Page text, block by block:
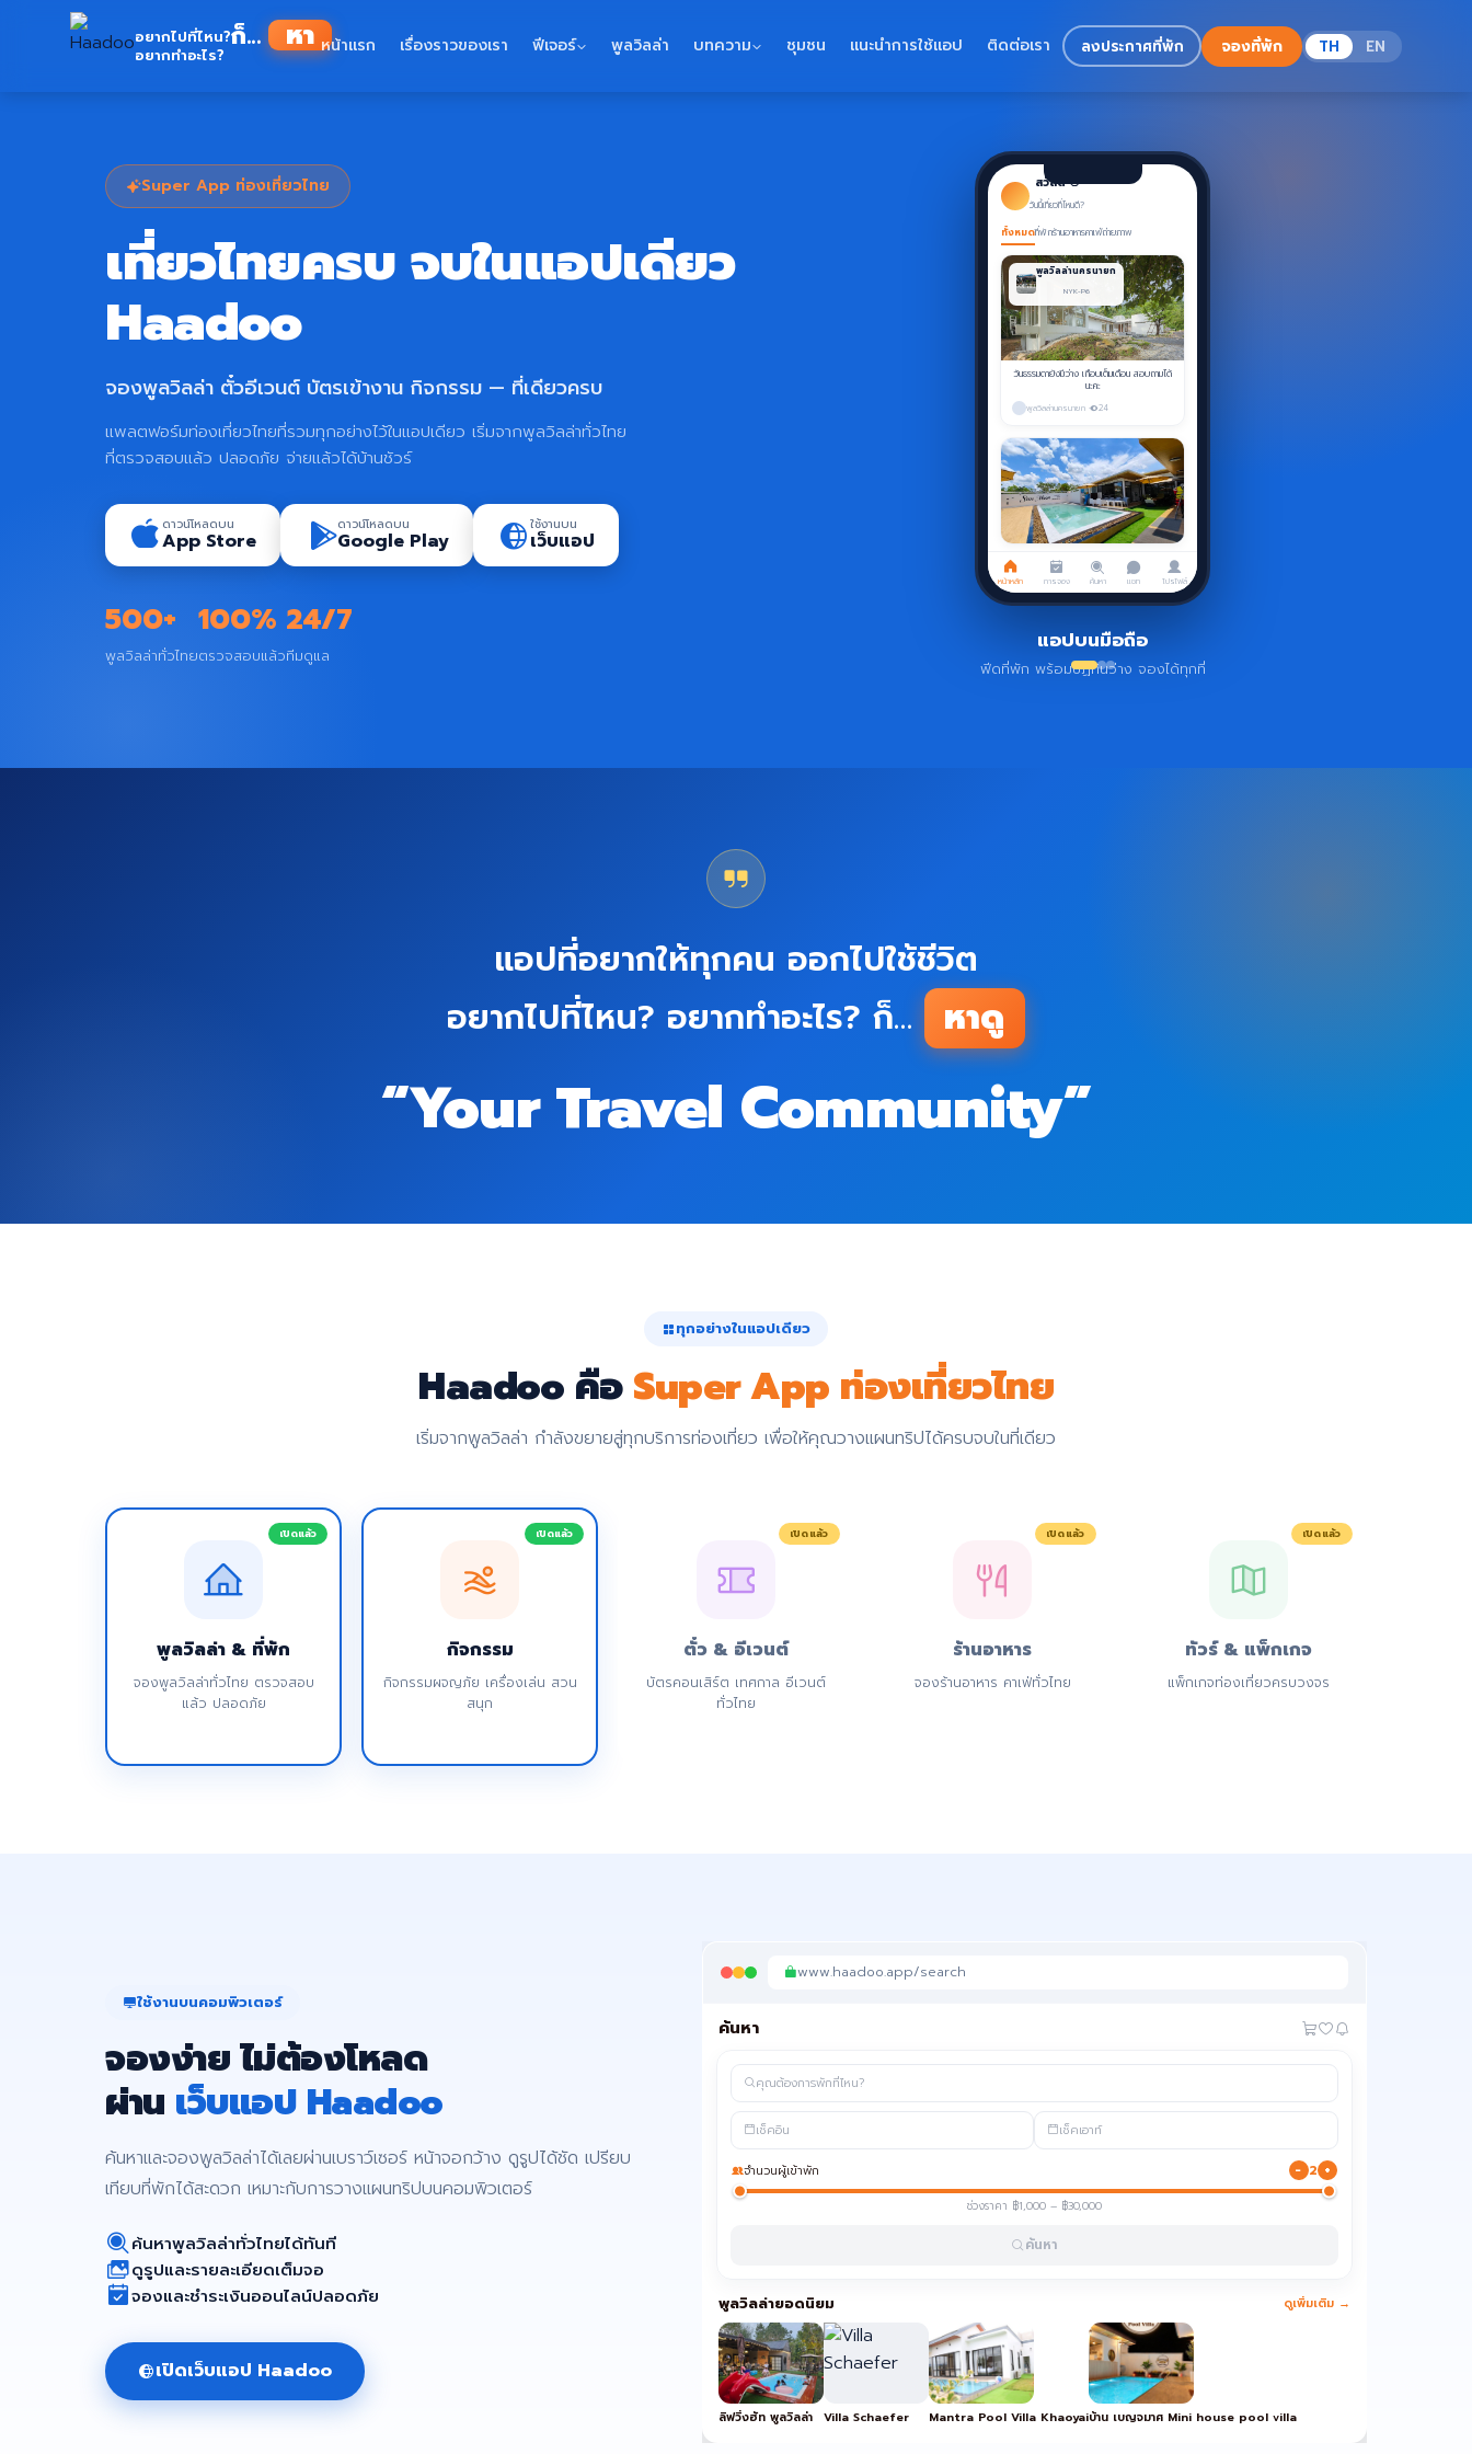
อยากไปที่ไหน?
อยากทำอะไร?
ก็... Haadoo
อ่านว่า หาดู
หน้าแรก เรื่องราวของเรา ฟีเจอร์ พูลวิลล่า บทความ ชุมชน แนะนำการใช้แอป ติดต่อเรา ลงประกาศที่พัก จองที่พัก TH EN
Super App ท่องเที่ยวไทย
เที่ยวไทยครบ จบในแอปเดียว
Haadoo
จองพูลวิลล่า ตั๋วอีเวนต์ บัตรเข้างาน กิจกรรม — ที่เดียวครบ
แพลตฟอร์มท่องเที่ยวไทยที่รวมทุกอย่างไว้ในแอปเดียว เริ่มจากพูลวิลล่าทั่วไทย
ที่ตรวจสอบแล้ว ปลอดภัย จ่ายแล้วได้บ้านชัวร์
ดาวน์โหลดบน
App Store
ดาวน์โหลดบน
Google Play
ใช้งานบน
เว็บแอป
500+
พูลวิลล่าทั่วไทย
100%
ตรวจสอบแล้ว
24/7
ทีมดูแล
สวัสดี 👋
วันนี้เที่ยวที่ไหนดี?
ทั้งหมดที่พักร้านอาหารคาเฟ่ถ่ายภาพ
พูลวิลล่านครนายก
NYK-P6
วันธรรมดายังมีว่าง เกือบเต็มเดือน สอบถามได้
นะคะ
พูลวิลล่านครนายก · 24
หน้าหลัก การจอง ค้นหา แชท โปรไฟล์
แอปบนมือถือ
ฟีดที่พัก พร้อมปฏิทินว่าง จองได้ทุกที่
ค้นหาที่พัก
คุณต้องการพักที่ไหน?
จำนวนผู้เข้าพัก − 2 +
ค้นหาที่พัก
www.haadoo.app/home
13 14 15
วันธรรมดายังมีว่าง สอบถามได้นะคะ
สิฤทิ พูลวิลล่า
10
วันว่างเดือน มิถุนายน ค่าา
แอปที่อยากให้ทุกคน ออกไปใช้ชีวิต
อยากไปที่ไหน? อยากทำอะไร? ก็…
หาดู
“Your Travel Community”
ทุกอย่างในแอปเดียว
Haadoo คือSuper App ท่องเที่ยวไทย
เริ่มจากพูลวิลล่า กำลังขยายสู่ทุกบริการท่องเที่ยว เพื่อให้คุณวางแผนทริปได้ครบจบในที่เดียว
เปิดแล้ว
พูลวิลล่า & ที่พัก
จองพูลวิลล่าทั่วไทย ตรวจสอบ
แล้ว ปลอดภัย
เปิดแล้ว
กิจกรรม
กิจกรรมผจญภัย เครื่องเล่น สวน
สนุก
เปิดแล้ว
ตั๋ว & อีเวนต์
บัตรคอนเสิร์ต เทศกาล อีเวนต์
ทั่วไทย
เปิดแล้ว
ร้านอาหาร
จองร้านอาหาร คาเฟ่ทั่วไทย
เปิดแล้ว
ทัวร์ & แพ็กเกจ
แพ็กเกจท่องเที่ยวครบวงจร
ใช้งานบนคอมพิวเตอร์
จองง่าย ไม่ต้องโหลด
ผ่าน เว็บแอป Haadoo
ค้นหาและจองพูลวิลล่าได้เลยผ่านเบราว์เซอร์ หน้าจอกว้าง ดูรูปได้ชัด เปรียบ
เทียบที่พักได้สะดวก เหมาะกับการวางแผนทริปบนคอมพิวเตอร์
ค้นหาพูลวิลล่าทั่วไทยได้ทันที
ดูรูปและรายละเอียดเต็มจอ
จองและชำระเงินออนไลน์ปลอดภัย
เปิดเว็บแอป Haadoo
www.haadoo.app/search
ค้นหา
คุณต้องการพักที่ไหน?
เช็คอิน เช็คเอาท์
จำนวนผู้เข้าพัก − 2 +
ช่วงราคา ฿1,000 – ฿30,000
ค้นหา
พูลวิลล่ายอดนิยม ดูเพิ่มเติม →
ลิฟวิ่งฮัท พูลวิลล่า Villa Schaefer Mantra Pool Villa Khaoyaiบ้าน เบญจมาศ Mini house pool villa